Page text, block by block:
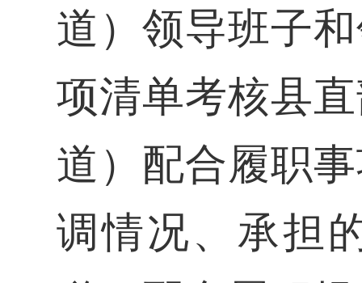
道）领导班子
项清单考核县
道）配合履职
调情况、承担